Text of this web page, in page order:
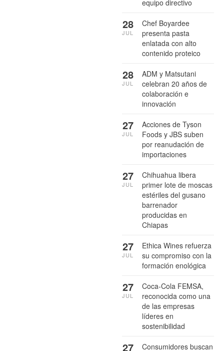
equipo directivo
Chef Boyardee
presenta pasta
enlatada con alto
contenido proteico
28
JUL
ADM y Matsutani
celebran 20 años de
colaboración e
innovación
28
JUL
Acciones de Tyson
Foods y JBS suben
por reanudación de
importaciones
27
JUL
Chihuahua libera
primer lote de moscas
estériles del gusano
barrenador
producidas en
Chiapas
27
JUL
Ethica Wines refuerza
su compromiso con la
formación enológica
27
JUL
Coca-Cola FEMSA,
reconocida como una
de las empresas
líderes en
sostenibilidad
27
JUL
Consumidores buscan
27